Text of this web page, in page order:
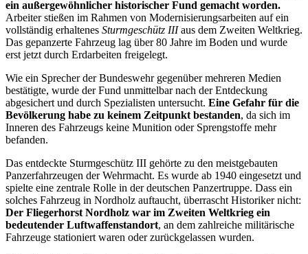
ein außergewöhnlicher historischer Fund gemacht worden.
Arbeiter stießen im Rahmen von Modernisierungsarbeiten auf ein
vollständig erhaltenes Sturmgeschütz IIIaus dem Zweiten Weltkrieg.
Das gepanzerte Fahrzeug lag über 80 Jahre im Boden und wurde
erst jetzt durch Erdarbeiten freigelegt.
Wie ein Sprecher der Bundeswehr gegenüber mehreren Medien
bestätigte, wurde der Fund unmittelbar nach der Entdeckung
abgesichert und durch Spezialisten untersucht. Eine Gefahr für die
Bevölkerung habe zu keinem Zeitpunkt bestanden, da sich im
Inneren des Fahrzeugs keine Munition oder Sprengstoffe mehr
befanden.
Das entdeckte Sturmgeschütz III gehörte zu den meistgebauten
Panzerfahrzeugen der Wehrmacht. Es wurde ab 1940 eingesetzt und
spielte eine zentrale Rolle in der deutschen Panzertruppe. Dass ein
solches Fahrzeug in Nordholz auftaucht, überrascht Historiker nicht:
Der Fliegerhorst Nordholz war im Zweiten Weltkrieg ein
bedeutender Luftwaffenstandort, an dem zahlreiche militärische
Fahrzeuge stationiert waren oder zurückgelassen wurden.